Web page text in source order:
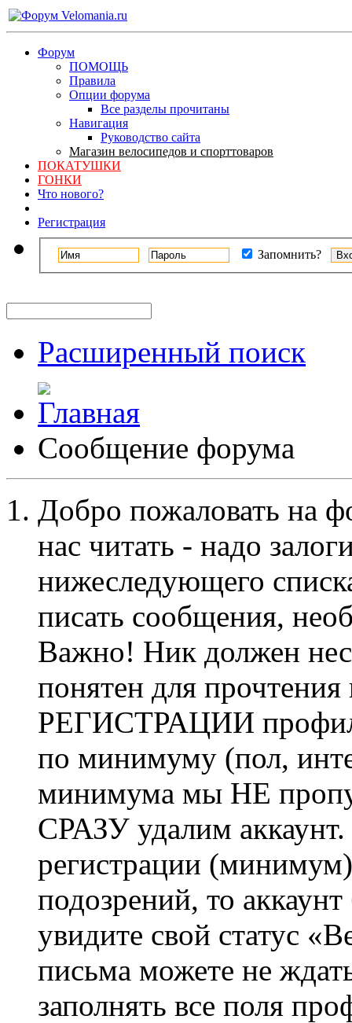
Форум
ПОМОЩЬ
Правила
Опции форума
Все разделы прочитаны
Навигация
Руководство сайта
Магазин велосипедов и спорттоваров
ПОКАТУШКИ
ГОНКИ
Что нового?
Регистрация
Запомнить?
Расширенный поиск
Сообщение форума
Добро пожаловать на
нас читать - надо
нижеследующего
писать сообщения,
Важно! Ник должен
понятен для
РЕГИСТРАЦИИ профиль
по минимуму (пол,
минимума мы НЕ
СРАЗУ удалим
регистрации
подозрений, то
увидите свой статус
письма можете не
заполнять все поля